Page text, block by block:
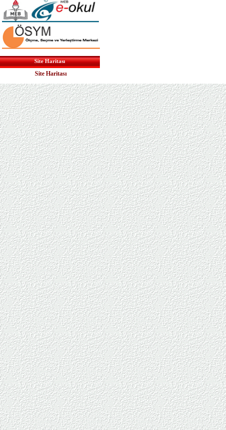
Site Haritası
Site Haritası